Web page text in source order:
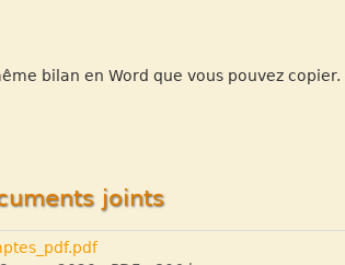
bilan en Word que vous pouvez copier.
joints